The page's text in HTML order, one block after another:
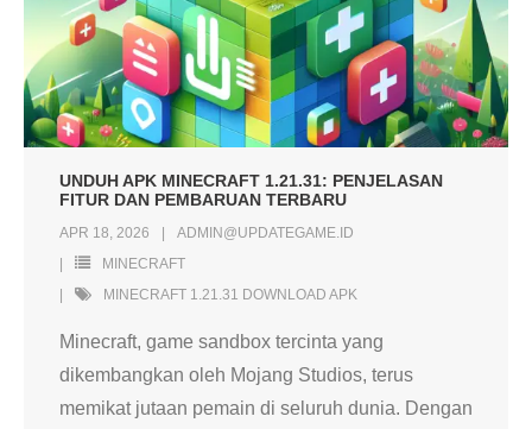
UNDUH APK MINECRAFT 1.21.31: PENJELASAN
FITUR DAN PEMBARUAN TERBARU
APR 18, 2026
ADMIN@UPDATEGAME.ID
MINECRAFT
MINECRAFT 1.21.31 DOWNLOAD APK
Minecraft, game sandbox tercinta yang
dikembangkan oleh Mojang Studios, terus
memikat jutaan pemain di seluruh dunia. Dengan